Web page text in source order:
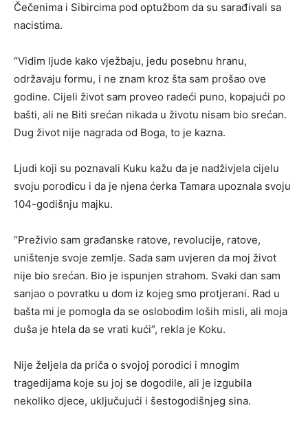
Čečenima i Sibircima pod optužbom da su sarađivali sa
nacistima.
“Vidim ljude kako vježbaju, jedu posebnu hranu,
održavaju formu, i ne znam kroz šta sam prošao ove
godine. Cijeli život sam proveo radeći puno, kopajući po
bašti, ali ne Biti srećan nikada u životu nisam bio srećan.
Dug život nije nagrada od Boga, to je kazna.
Ljudi koji su poznavali Kuku kažu da je nadživjela cijelu
svoju porodicu i da je njena ćerka Tamara upoznala svoju
104-godišnju majku.
“Preživio sam građanske ratove, revolucije, ratove,
uništenje svoje zemlje. Sada sam uvjeren da moj život
nije bio srećan. Bio je ispunjen strahom. Svaki dan sam
sanjao o povratku u dom iz kojeg smo protjerani. Rad u
bašta mi je pomogla da se oslobodim loših misli, ali moja
duša je htela da se vrati kući”, rekla je Koku.
Nije željela da priča o svojoj porodici i mnogim
tragedijama koje su joj se dogodile, ali je izgubila
nekoliko djece, uključujući i šestogodišnjeg sina.